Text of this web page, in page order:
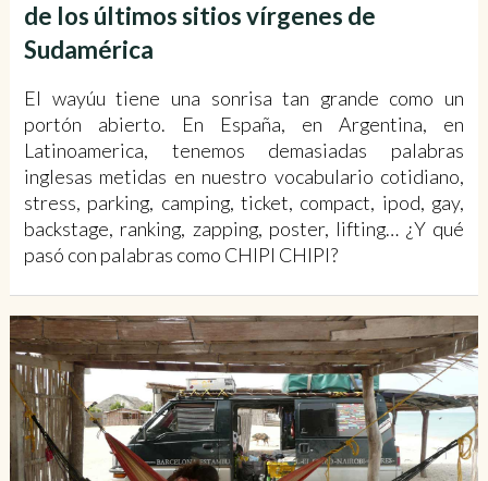
de los últimos sitios vírgenes de
Sudamérica
El wayúu tiene una sonrisa tan grande como un
portón abierto. En España, en Argentina, en
Latinoamerica, tenemos demasiadas palabras
inglesas metidas en nuestro vocabulario cotidiano,
stress, parking, camping, ticket, compact, ipod, gay,
backstage, ranking, zapping, poster, lifting… ¿Y qué
pasó con palabras como CHIPI CHIPI?